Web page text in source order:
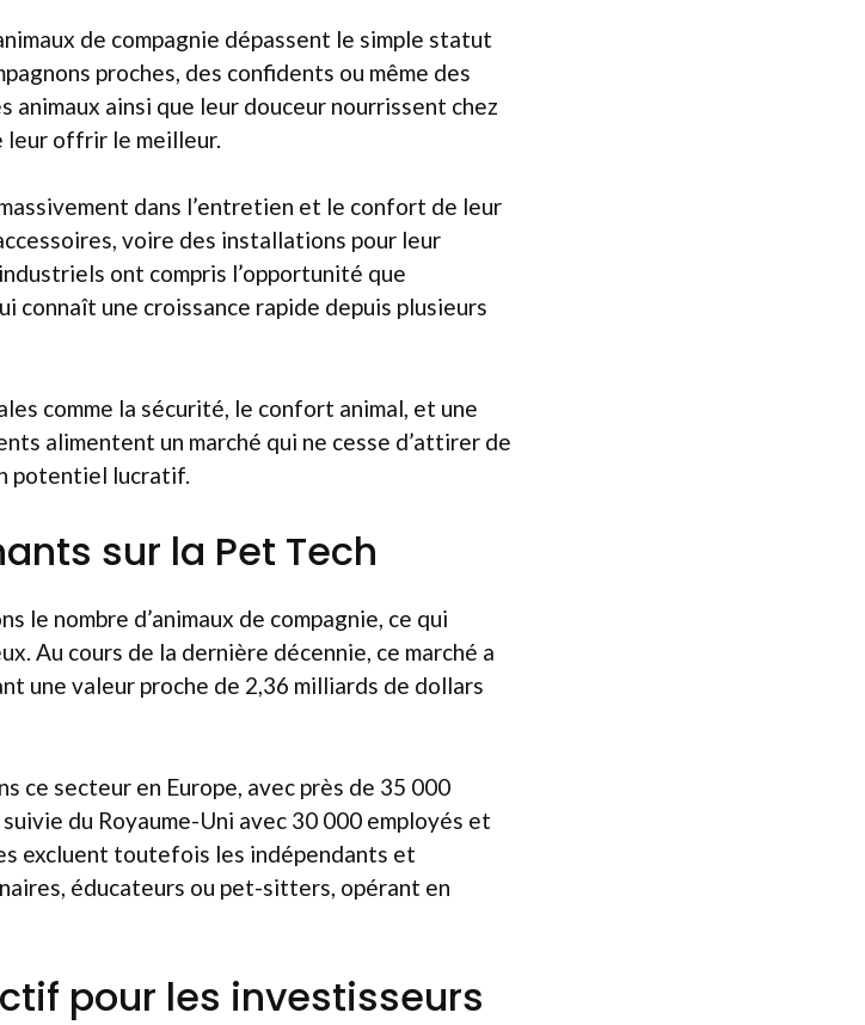
de compagnie dépassent le simple statut
proches, des confidents ou même des
animaux ainsi que leur douceur nourrissent chez
leur offrir le meilleur.
dans l’entretien et le confort de leur
voire des installations pour leur
ont compris l’opportunité que
connaît une croissance rapide depuis plusieurs
comme la sécurité, le confort animal, et une
alimentent un marché qui ne cesse d’attirer de
potentiel lucratif.
sur la Pet Tech
le nombre d’animaux de compagnie, ce qui
Au cours de la dernière décennie, ce marché a
une valeur proche de 2,36 milliards de dollars
ce secteur en Europe, avec près de 35 000
du Royaume-Uni avec 30 000 employés et
excluent toutefois les indépendants et
éducateurs ou pet-sitters, opérant en
pour les investisseurs